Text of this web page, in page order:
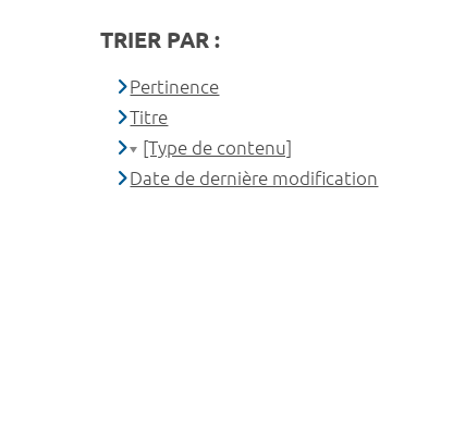
TRIER PAR :
Pertinence
Titre
[Type de contenu]
Date de dernière modification